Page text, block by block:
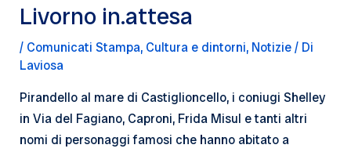
Livorno in.attesa
/ Comunicati Stampa, Cultura e dintorni, Notizie/ Di
Laviosa
Pirandello al mare di Castiglioncello, i coniugi Shelley
in Via del Fagiano, Caproni, Frida Misul e tanti altri
nomi di personaggi famosi che hanno abitato a